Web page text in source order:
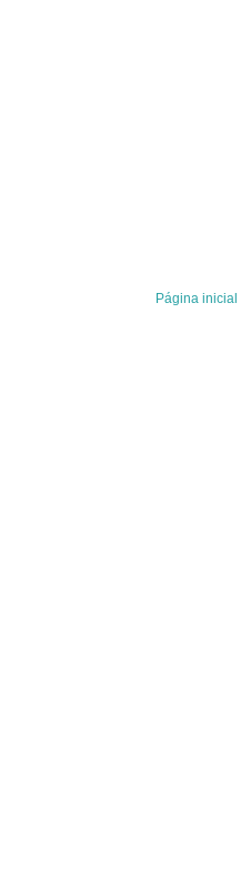
Página inicial